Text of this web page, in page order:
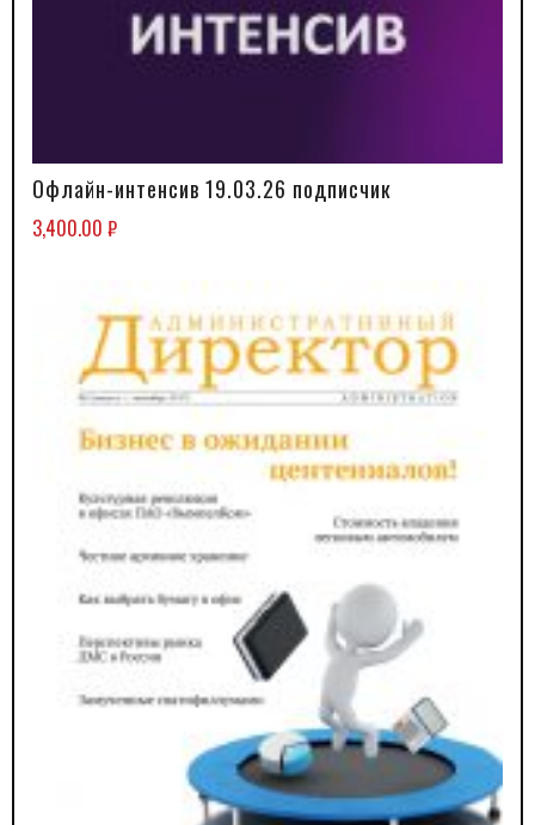
В КОРЗИНУ
Офлайн-интенсив 19.03.26 подписчик
3,400.00 ₽